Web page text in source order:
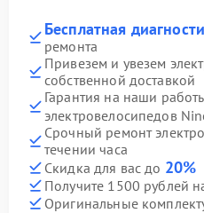
Бесплатная
ремонта
Привезем и увезем
собственной доставкой
Гарантия на наши
электровелосипедов
Срочный ремонт
течении часа
Скидка для вас до 20%
Получите 1500 рублей
Оригинальные